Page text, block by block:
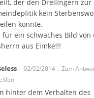
der den Dreilingern zur
kein
konnte.
für ein schwaches Bild von
aus Eimke!!!
02/02/2014
Zum
hinter dem Verhalten des